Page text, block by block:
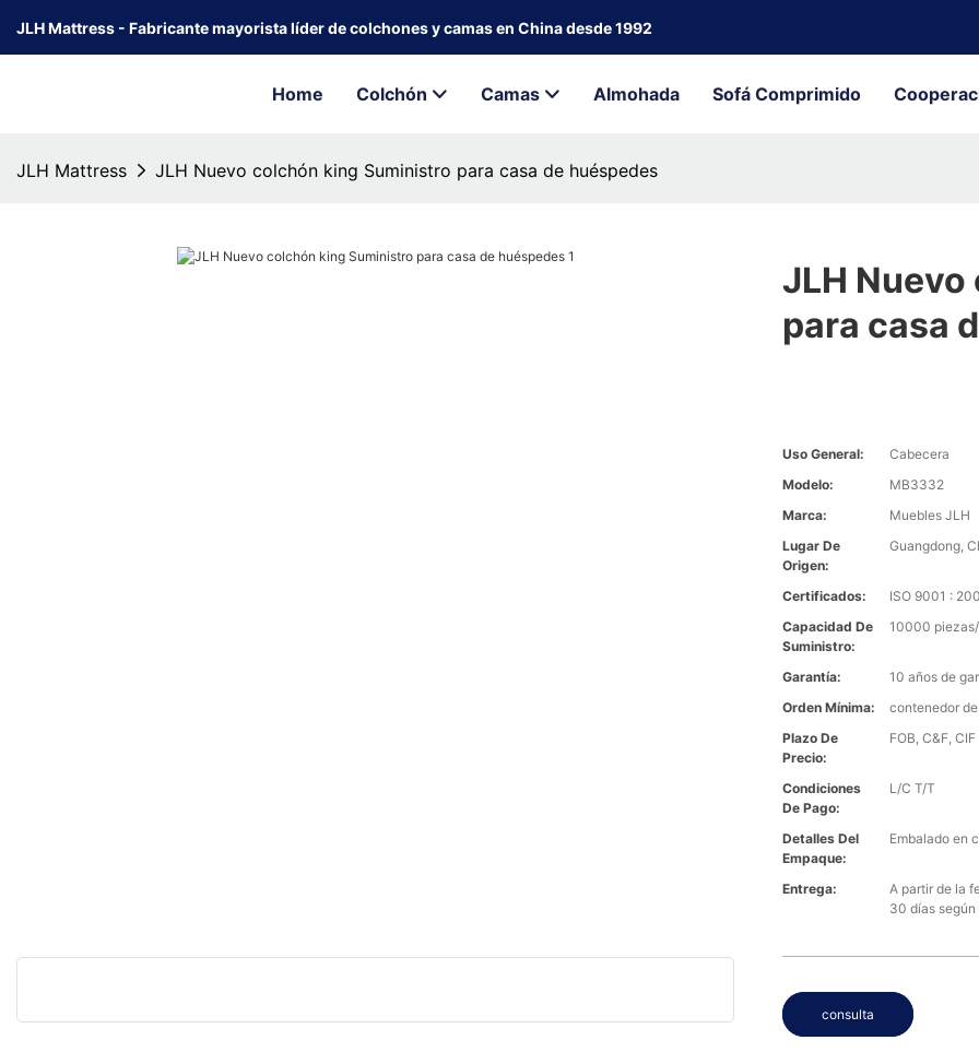
JLH Mattress - Fabricante mayorista líder de colchones y camas en China desde 1992
Home Colchón Camas Almohada Sofá Comprimido
JLH Mattress JLH Nuevo colchón king Suministro para casa de huéspedes
JLH
para casa
Uso General:
Cabecera
Modelo:
MB3332
Marca:
Muebles JLH
Lugar De
Origen:
Guangdong,
Certificados:
ISO 9001 :
Capacidad De
Suministro:
10000
Garantía:
10 años de
Orden Mínima:
contenedor
Plazo De
Precio:
FOB, C&F,
Condiciones
De Pago:
L/C T/T
Detalles Del
Empaque:
Embalado en
Entrega:
A partir de la
30 días
consulta